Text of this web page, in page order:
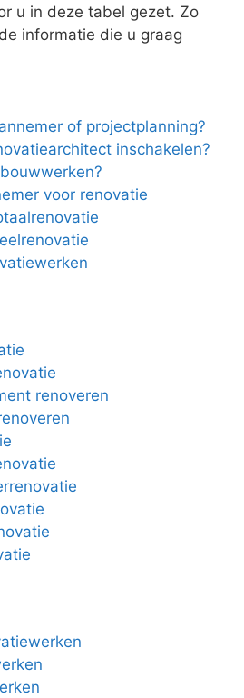
u in deze tabel gezet. Zo
informatie die u graag
of projectplanning?
inschakelen?
voor renovatie
renoveren